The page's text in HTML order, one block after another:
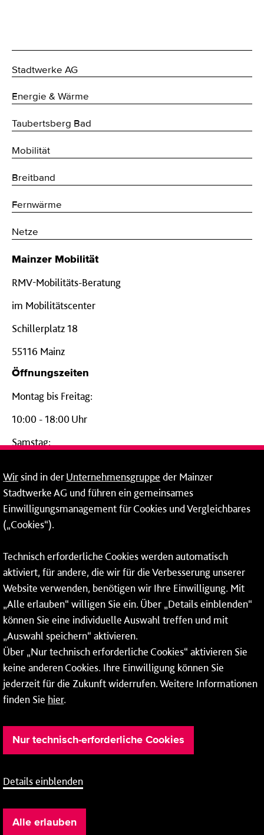
Stadtwerke AG
Energie & Wärme
Taubertsberg Bad
Mobilität
Breitband
Fernwärme
Netze
Mainzer Mobilität
RMV-Mobilitäts-Beratung
im Mobilitätscenter
Schillerplatz 18
55116 Mainz
Öffnungszeiten
Montag bis Freitag:
10:00 - 18:00 Uhr
Samstag:
24-Stunden-Telefon*
06131 – 12 77 77
Fax: 06131 – 12 66 66
* Montags bis freitags bis 7 und ab 18 Uhr sowie an
Wochenenden und Feiertagen ganztags werden Ihre
Anrufe je nach Themenauswahl an ein Callcenter des
RMV oder von nextbike weitergeleitet. Dort erhalten Sie
ausschließlich Auskünfte zum Fahrplan bzw. zu
meinRad.
Wirsind in derUnternehmensgruppe der Mainzer
Stadtwerke AG und führen ein gemeinsames
Einwilligungsmanagement für Cookies und Vergleichbares
(„Cookies“).
Technisch erforderliche Cookies werden automatisch
aktiviert, für andere, die wir für die Verbesserung unserer
Website verwenden, benötigen wir Ihre Einwilligung. Mit
„Alle erlauben“ willigen Sie ein. Über „Details einblenden“
können Sie eine individuelle Auswahl treffen und mit
„Auswahl speichern“ aktivieren.
Über „Nur technisch erforderliche Cookies“ aktivieren Sie
keine anderen Cookies. Ihre Einwilligung können Sie
jederzeit für die Zukunft widerrufen. Weitere Informationen
finden Sie hier.
Nur technisch-erforderliche Cookies
Details einblenden
Alle erlauben